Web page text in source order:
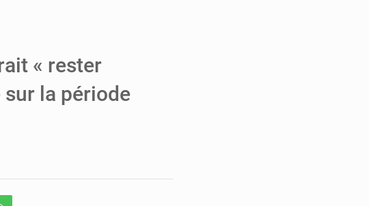
« rester
la période